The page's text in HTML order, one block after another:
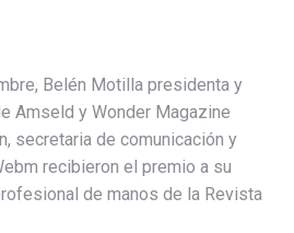
Belén Motilla presidenta y
Amseld y Wonder Magazine
secretaria de comunicación y
recibieron el premio a su
de manos de la Revista